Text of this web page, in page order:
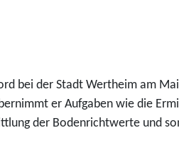
bei der Stadt Wertheim am
er Aufgaben wie die
der Bodenrichtwerte und